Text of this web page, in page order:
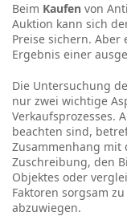
Beim Kaufen von
Auktion kann sich
Preise sichern.
Ergebnis einer
Die Untersuchung
nur zwei wichtige
Verkaufsprozesses.
beachten sind,
Zusammenhang mit
Zuschreibung, den
Objektes oder
Faktoren sorgsam
abzuwiegen.